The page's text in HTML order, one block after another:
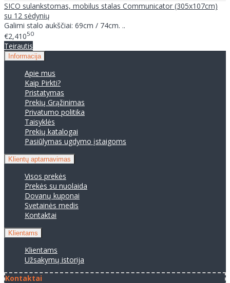
SICO sulankstomas, mobilus stalas Communicator (305x107cm)
su 12 sėdynių
Galimi stalo aukščiai: 69cm / 74cm. ..
€2,41050
Teirautis
Informacija
Apie mus
Kaip Pirkti?
Pristatymas
Prekių Grąžinimas
Privatumo politika
Taisyklės
Prekių katalogai
Pasiūlymas ugdymo įstaigoms
Klientų aptarnavimas
Visos prekės
Prekės su nuolaida
Dovanų kuponai
Svetainės medis
Kontaktai
Klientams
Klientams
Užsakymų istorija
Kontaktai